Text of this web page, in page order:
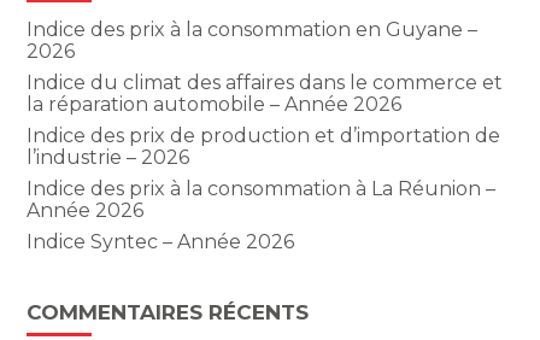
Indice des prix à la consommation en Guyane –
2026
Indice du climat des affaires dans le commerce et
la réparation automobile – Année 2026
Indice des prix de production et d’importation de
l’industrie – 2026
Indice des prix à la consommation à La Réunion –
Année 2026
Indice Syntec – Année 2026
COMMENTAIRES RÉCENTS